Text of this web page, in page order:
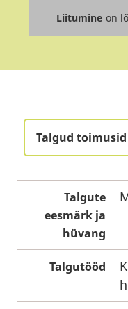
Liitumine on
Talgud toimusid
Talgute
eesmärk ja
hüvang
Talgutööd